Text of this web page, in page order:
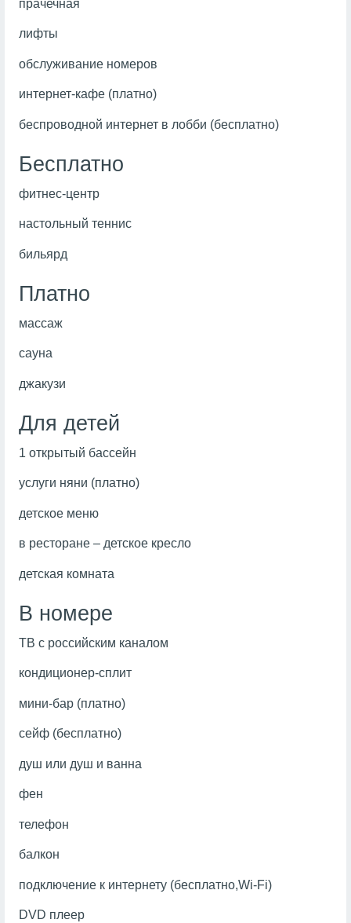
прачечная
лифты
обслуживание номеров
интернет-кафе (платно)
беспроводной интернет в лобби (бесплатно)
Бесплатно
фитнес-центр
настольный теннис
бильярд
Платно
массаж
сауна
джакузи
Для детей
1 открытый бассейн
услуги няни (платно)
детское меню
в ресторане – детское кресло
детская комната
В номере
ТВ с российским каналом
кондиционер-сплит
мини-бар (платно)
сейф (бесплатно)
душ или душ и ванна
фен
телефон
балкон
подключение к интернету (бесплатно,Wi-Fi)
DVD плеер